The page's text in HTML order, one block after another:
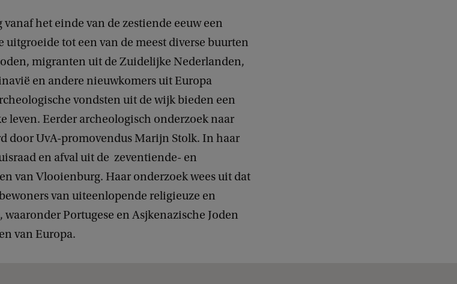
vanaf het einde van de zestiende eeuw een
tot een van de meest diverse buurten
migranten uit de Zuidelijke Nederlanden,
en andere nieuwkomers uit Europa
vondsten uit de wijk bieden een
Eerder archeologisch onderzoek naar
door UvA-promovendus Marijn Stolk. In haar
en afval uit de zeventiende- en
van Vlooienburg. Haar onderzoek wees uit dat
van uiteenlopende religieuze en
Portugese en Asjkenazische Joden
van Europa.